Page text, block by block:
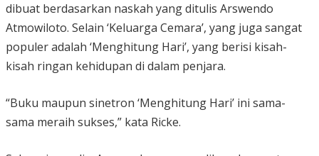
dibuat berdasarkan naskah yang ditulis Arswendo
Atmowiloto. Selain ‘Keluarga Cemara’, yang juga sangat
populer adalah ‘Menghitung Hari’, yang berisi kisah-
kisah ringan kehidupan di dalam penjara.
“Buku maupun sinetron ‘Menghitung Hari’ ini sama-
sama meraih sukses,” kata Ricke.